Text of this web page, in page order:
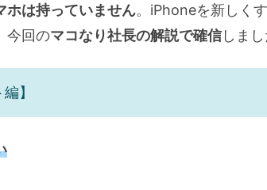
ホは持っていません。iPhoneを新しく
今回のマコなり社長の解説で確信しまし
】